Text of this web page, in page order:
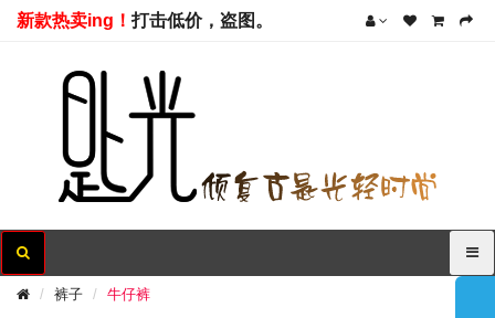
新款热卖ing！打击低价，盗图。
裤子 牛仔裤